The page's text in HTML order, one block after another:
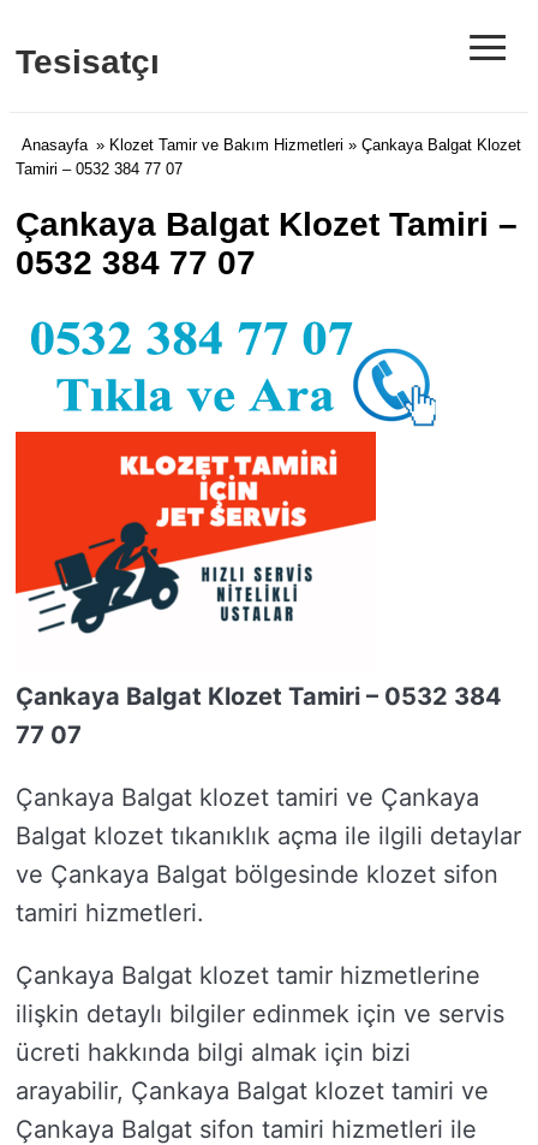
Tesisatçı ≡
Anasayfa » Klozet Tamir ve Bakım Hizmetleri » Çankaya Balgat Klozet
Tamiri – 0532 384 77 07
Çankaya Balgat Klozet Tamiri –
0532 384 77 07
Çankaya Balgat Klozet Tamiri – 0532 384
77 07
Çankaya Balgat klozet tamiri ve Çankaya
Balgat klozet tıkanıklık açma ile ilgili detaylar
ve Çankaya Balgat bölgesinde klozet sifon
tamiri hizmetleri.
Çankaya Balgat klozet tamir hizmetlerine
ilişkin detaylı bilgiler edinmek için ve servis
ücreti hakkında bilgi almak için bizi
arayabilir, Çankaya Balgat klozet tamiri ve
Çankaya Balgat sifon tamiri hizmetleri ile